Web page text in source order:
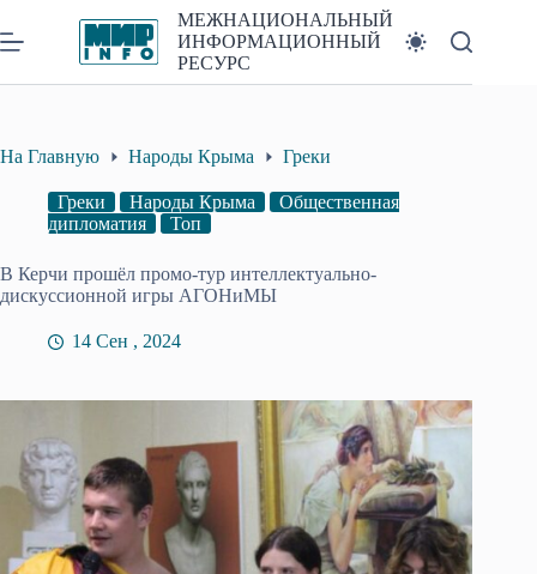
к
сути
МЕЖНАЦИОНАЛЬНЫЙ
ИНФОРМАЦИОННЫЙ
РЕСУРС
На Главную Народы Крыма Греки
Греки Народы Крыма
Общественная
дипломатия
Топ
В Керчи прошёл промо-тур интеллектуально-
дискуссионной игры АГОНиМЫ
14 Сен , 2024